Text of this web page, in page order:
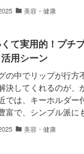
美容・健康
て実用的！プチ
用シーン
の中でリップが行
決してくれるのが、
では、キーホルダ
富で、シンプル派に
美容・健康